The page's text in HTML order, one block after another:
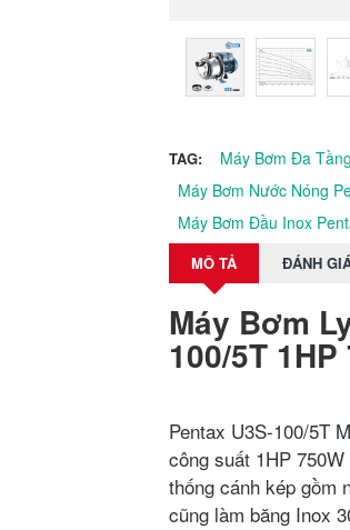
TAG:
Máy Bơm Đa
Máy Bơm Nước Nóng
Máy Bơm Đầu Inox
MÔ TẢ ĐÁNH
Máy Bơm
100/5T
Pentax U3S-100/5T
công suất 1HP
thống cánh kép gồm
cũng làm băng Inox